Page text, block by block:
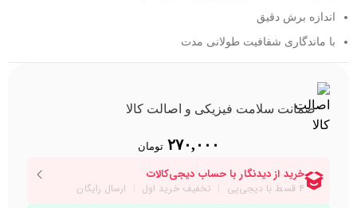
اندازه برش دقیق
با ماندگاری شفافیت طولانی مدت
ضمانت سلامت فیزیکی و اصالت کالا
۲۷۰,۰۰۰ تومان